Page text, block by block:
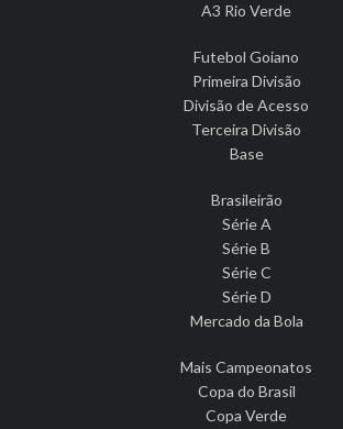
A3 Rio Verde
Futebol Goiano
Primeira Divisão
Divisão de Acesso
Terceira Divisão
Base
Brasileirão
Série A
Série B
Série C
Série D
Mercado da Bola
Mais Campeonatos
Copa do Brasil
Copa Verde